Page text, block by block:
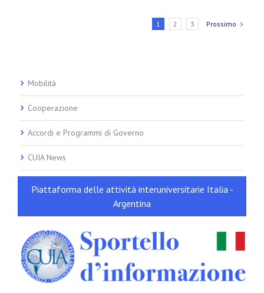
1 2 3 Prossimo
Mobilità
Cooperazione
Accordi e Programmi di Governo
CUIA News
Piattaforma delle attività interuniversitarie Italia -
Argentina